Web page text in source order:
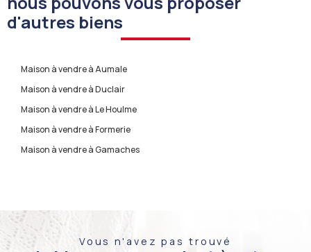
d'autres biens
Maison à vendre à Aumale
Maison à vendre à Duclair
Maison à vendre à Le Houlme
Maison à vendre à Formerie
Maison à vendre à Gamaches
Vous n'avez pas trouvé